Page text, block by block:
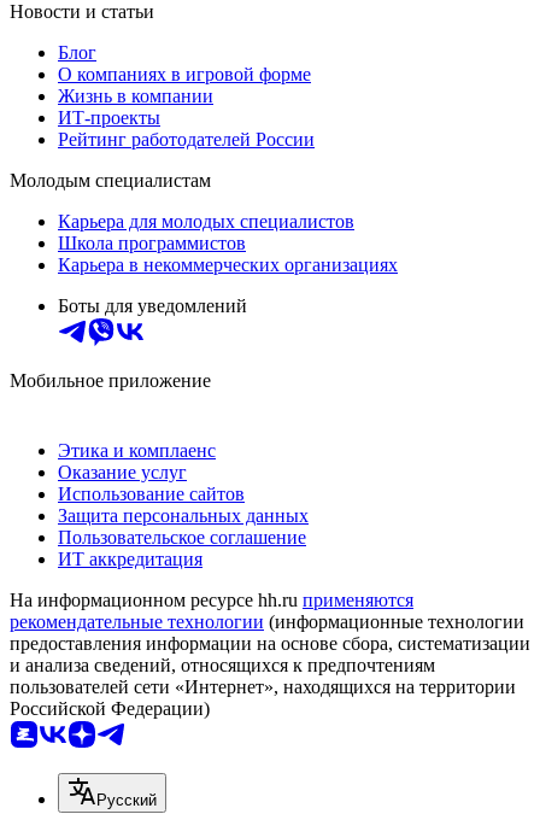
Новости и статьи
Блог
О компаниях в игровой форме
Жизнь в компании
ИТ-проекты
Рейтинг работодателей России
Молодым специалистам
Карьера для молодых специалистов
Школа программистов
Карьера в некоммерческих организациях
Боты для уведомлений
Мобильное приложение
Этика и комплаенс
Оказание услуг
Использование сайтов
Защита персональных данных
Пользовательское соглашение
ИТ аккредитация
На информационном ресурсе hh.ru применяются
рекомендательные технологии (информационные технологии
предоставления информации на основе сбора, систематизации
и анализа сведений, относящихся к предпочтениям
пользователей сети «Интернет», находящихся на территории
Российской Федерации)
Русский